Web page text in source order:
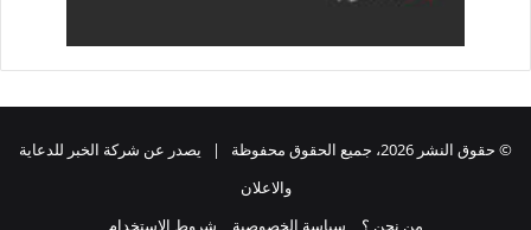
© حقوق النشر 2026، جميع الحقوق محفوظة | يصدر عن شركة الخبر للدعاية
والاعلان
من نحن ؟
سياسة الخصوصية شروط الاستخدام